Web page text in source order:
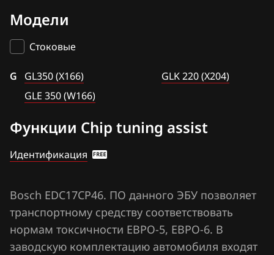
BAIC
BAW
Bentley
BMW
Brilliance
BYD
Changan
Chenglong
Chery
Bosch EDC17CP10
Bosch EDC17CP46
Bosch MD1CP001
Bosch ME(D)9.7
Bosch ME2.0 (1)
Bosch ME2.7
Bosch ME2.8
Bosch MED17.7.x
GLE 350 (W166)
GLK 220 (X204)
Модели
Стоковые
G
GL350 (X166)
GLE 350 (W166)
GLK 220 (X204)
Функции Chip tuning assist
Идентификация
Bosch EDC17CP46. ПО данного ЭБУ позволяет
транспортному средству соответствовать
нормам токсичности ЕВРО-5, ЕВРО-6. В
заводскую комплектацию автомобиля входят